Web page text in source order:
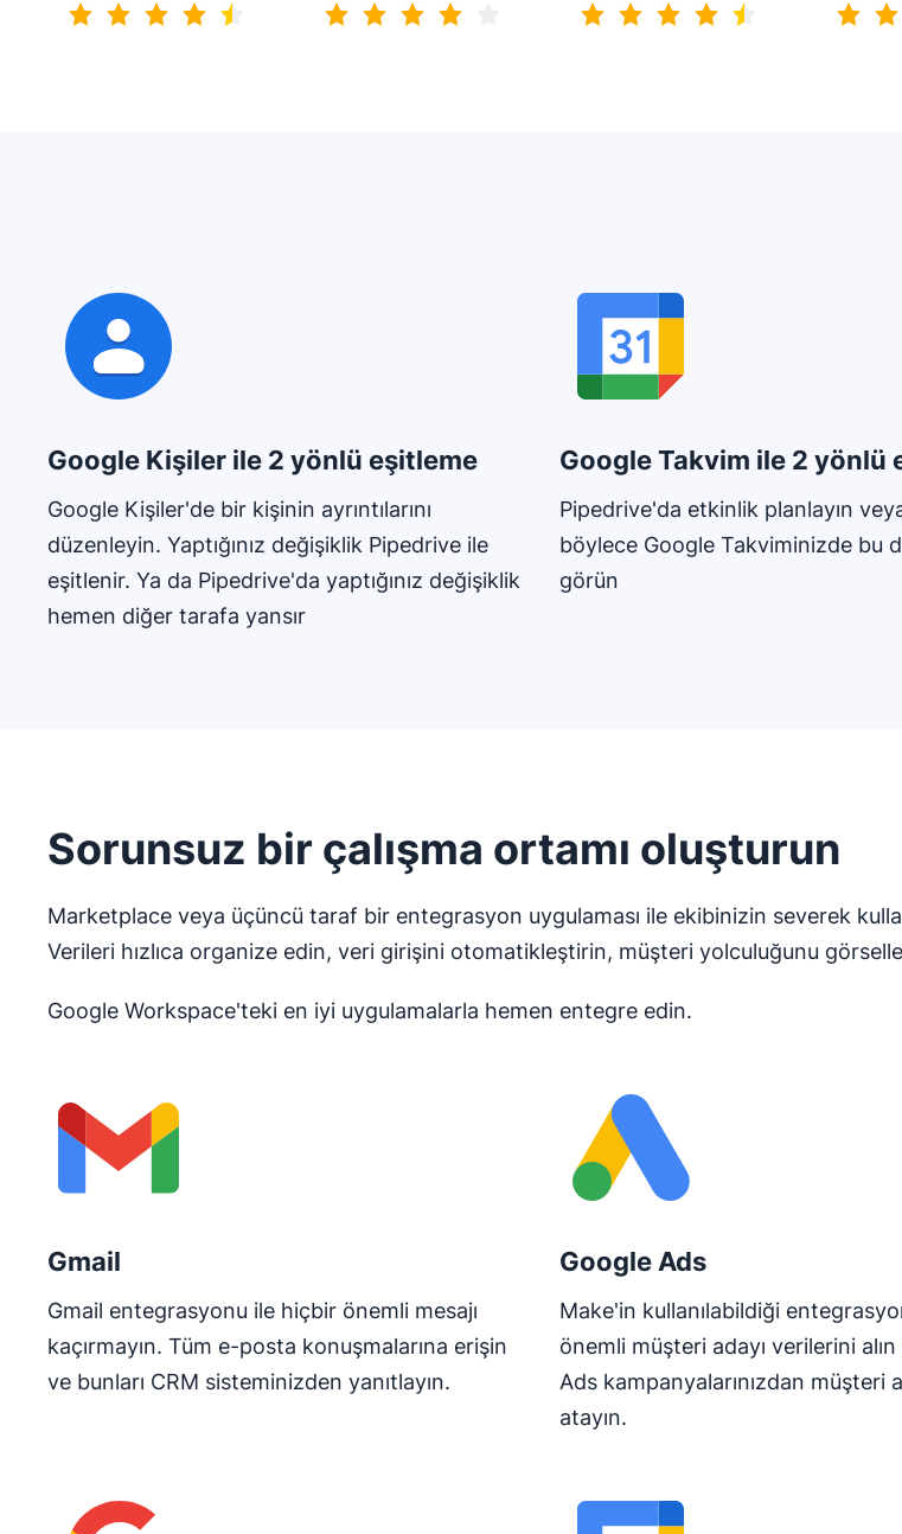
Google Kişiler ile 2 yönlü eşitleme
Google Kişiler'de bir kişinin ayrıntılarını
düzenleyin. Yaptığınız değişiklik Pipedrive ile
eşitlenir. Ya da Pipedrive'da yaptığınız değişiklik
hemen diğer tarafa yansır
Google Takvim ile 2 yönlü
Pipedrive'da etkinlik planlayın
böylece Google Takviminizde bu
görün
Sorunsuz bir çalışma ortamı oluşturun
Marketplace veya üçüncü taraf bir entegrasyon uygulaması ile ekibinizin severek
Verileri hızlıca organize edin, veri girişini otomatikleştirin, müşteri yolculuğunu
Google Workspace'teki en iyi uygulamalarla hemen entegre edin.
Gmail
Gmail entegrasyonu ile hiçbir önemli mesajı
kaçırmayın. Tüm e-posta konuşmalarına erişin
ve bunları CRM sisteminizden yanıtlayın.
Google Ads
Make'in kullanılabildiği
önemli müşteri adayı verilerini
Ads kampanyalarınızdan müşteri
atayın.